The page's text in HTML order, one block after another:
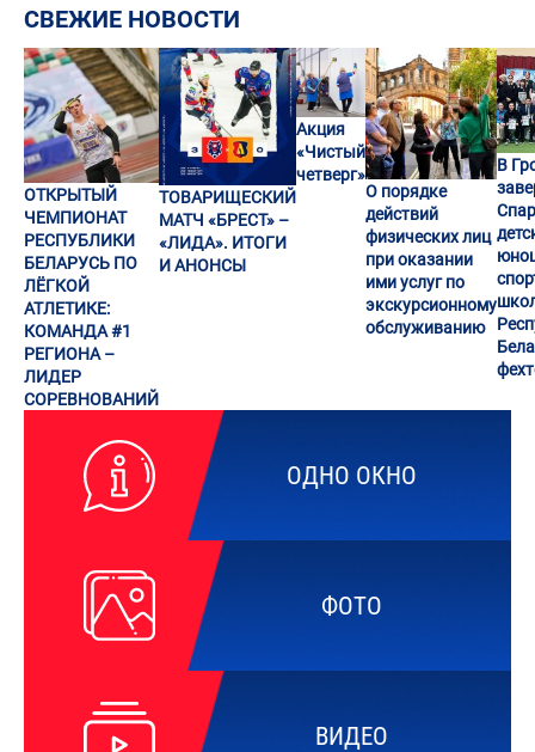
ОДНО ОКНО
ФОТО
ВИДЕО
СВЕЖИЕ НОВОСТИ
ОТКРЫТЫЙ
ЧЕМПИОНАТ
РЕСПУБЛИКИ
БЕЛАРУСЬ ПО
ЛЁГКОЙ
АТЛЕТИКЕ:
КОМАНДА #1
РЕГИОНА –
ЛИДЕР
СОРЕВНОВАНИЙ
ТОВАРИЩЕСКИЙ
МАТЧ «БРЕСТ» –
«ЛИДА». ИТОГИ
И АНОНСЫ
Акция
«Чистый
четверг»
О порядке
действий
физических лиц
при оказании
ими услуг по
экскурсионному
обслуживанию
В